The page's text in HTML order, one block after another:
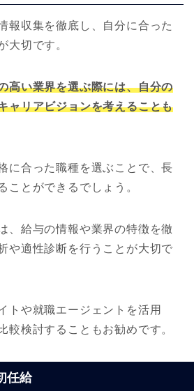
報収集を徹底し、自分に合った
大切です。
高い業界を選ぶ際には、自分の
ャリアビジョンを考えることも
に合った職種を選ぶことで、長
ことができるでしょう。
、給与の情報や業界の特徴を徹
や適性診断を行うことが大切で
トや就職エージェントを活用
較検討することもお勧めです。
任給